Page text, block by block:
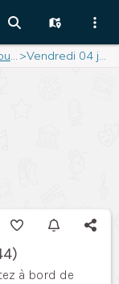
Aujourd'hui > Vendredi 04 juillet 2025
à bord de